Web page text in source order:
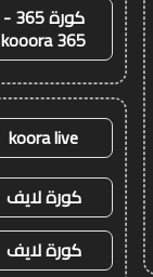
كورة 365 -
kooora 365
koora live
كورة لايف
كورة لايف